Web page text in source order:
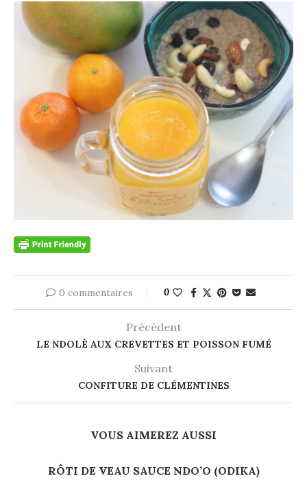
0 commentaires 0
Précédent
LE NDOLÈ AUX CREVETTES ET POISSON FUMÉ
Suivant
CONFITURE DE CLÉMENTINES
VOUS AIMEREZ AUSSI
RÔTI DE VEAU SAUCE NDO’O (ODIKA)